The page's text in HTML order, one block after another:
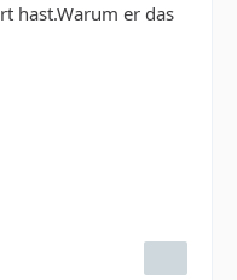
hast.Warum er das